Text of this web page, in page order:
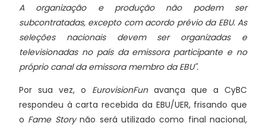
A organização e produção não podem ser
subcontratadas, excepto com acordo prévio da EBU. As
seleções nacionais devem ser organizadas e
televisionadas no país da emissora participante e no
próprio canal da emissora membro da EBU".
Por sua vez, o EurovisionFunavança que a CyBC
respondeu à carta recebida da EBU/UER, frisando que
o Fame Storynão será utilizado como final nacional,